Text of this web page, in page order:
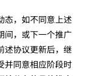
态，如不同意上述
间，或下一个推广
述协议更新后，继
并同意相应阶段时